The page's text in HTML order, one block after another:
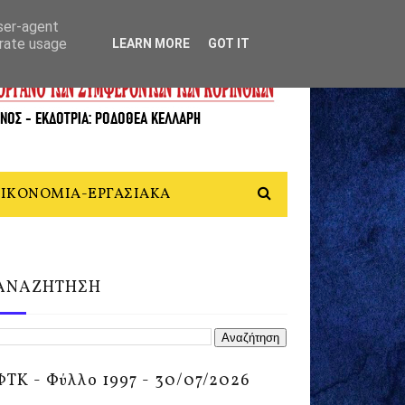
ΕΡΓΑΣΙΑΚΑ
- Φύλλο 1997 - 30/07/2026
agent
usage
LEARN MORE GOT IT